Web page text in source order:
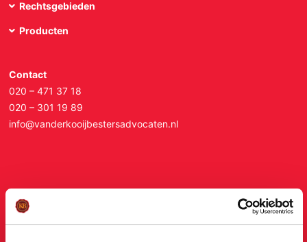
Disclaimer
Winnaarsmentaliteit
Werken bij VDKB
Producten
Rechtsgebieden
Producten
Contact
020 – 471 37 18
020 – 301 19 89
info@vanderkooijbestersadvocaten.nl